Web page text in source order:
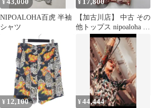
¥43,000
NIPOALOHA百虎 半袖
シャツ
¥ 17,800
【加古川店】 中古 その
他トップス nipoaloha 伊
藤若冲『諸魚図』 N21-
RSH05 オレンジ サイ
ズ：2 【104】
¥ 12,100 ¥44,444